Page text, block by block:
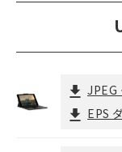
JPEG
EPS